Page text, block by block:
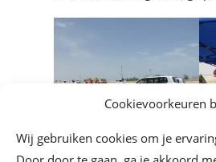
Cookievoorkeuren
Wij gebruiken cookies om je